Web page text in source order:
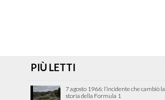
PIÙ LETTI
7 agosto 1966: l’incidente che cambiò la
storia della Formula 1